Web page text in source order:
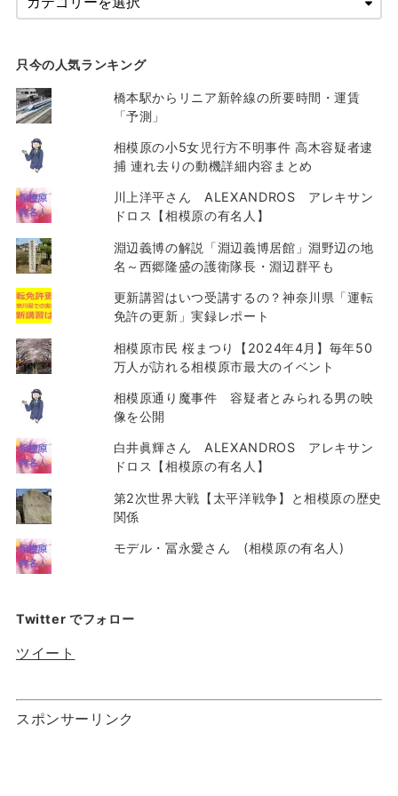
只今の人気ランキング
橋本駅からリニア新幹線の所要時間・運賃
「予測」
相模原の小5女児行方不明事件 高木容疑者逮
捕 連れ去りの動機詳細内容まとめ
川上洋平さん ALEXANDROS アレキサン
ドロス【相模原の有名人】
淵辺義博の解説「淵辺義博居館」淵野辺の地
名～西郷隆盛の護衛隊長・淵辺群平も
更新講習はいつ受講するの？神奈川県「運転
免許の更新」実録レポート
相模原市民 桜まつり【2024年4月】毎年50
万人が訪れる相模原市最大のイベント
相模原通り魔事件 容疑者とみられる男の映
像を公開
白井眞輝さん ALEXANDROS アレキサン
ドロス【相模原の有名人】
第2次世界大戦【太平洋戦争】と相模原の歴史
関係
モデル・冨永愛さん (相模原の有名人)
Twitter でフォロー
ツイート
スポンサーリンク